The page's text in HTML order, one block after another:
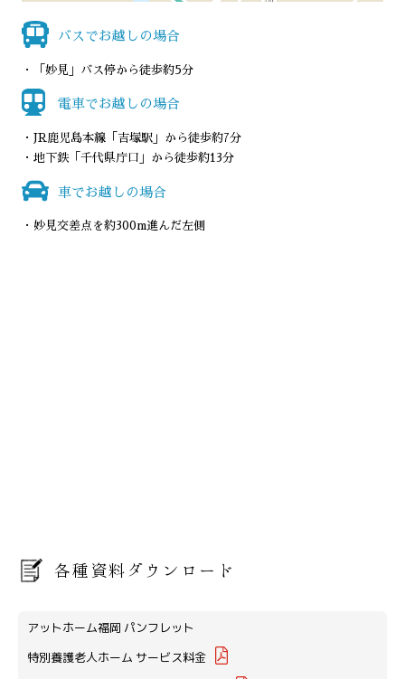
バスでお越しの場合
「妙見」バス停から徒歩約5分
電車でお越しの場合
JR鹿児島本線「吉塚駅」から徒歩約7分
地下鉄「千代県庁口」から徒歩約13分
車でお越しの場合
妙見交差点を約300m進んだ左側
各種資料ダウンロード
アットホーム福岡 パンフレット
特別養護老人ホーム サービス料金